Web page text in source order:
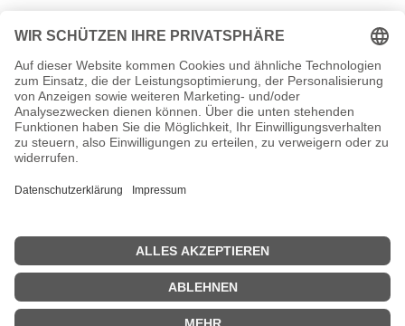
<<Schlager 1988|Schlager 1990>>